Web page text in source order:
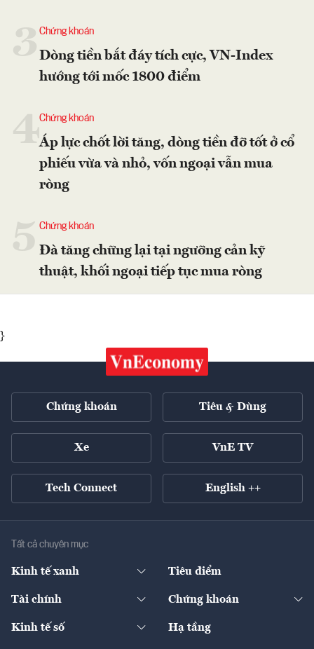
Chứng khoán
Dòng tiền bắt đáy tích cực, VN-Index
hướng tới mốc 1800 điểm
4Chứng khoán
Áp lực chốt lời tăng, dòng tiền đỡ tốt ở cổ
phiếu vừa và nhỏ, vốn ngoại vẫn mua
ròng
Chứng khoán
Đà tăng chững lại tại ngưỡng cản kỹ
thuật, khối ngoại tiếp tục mua ròng
}
Chứng khoán Tiêu & Dùng
Xe VnE TV
Tech Connect English ++
Tất cả chuyên mục
Kinh tế xanh Tiêu điểm
Tài chính
Ngân hàng
Chứng khoán
Doanh nghiệp niêm yết
Kinh tế số Hạ tầng